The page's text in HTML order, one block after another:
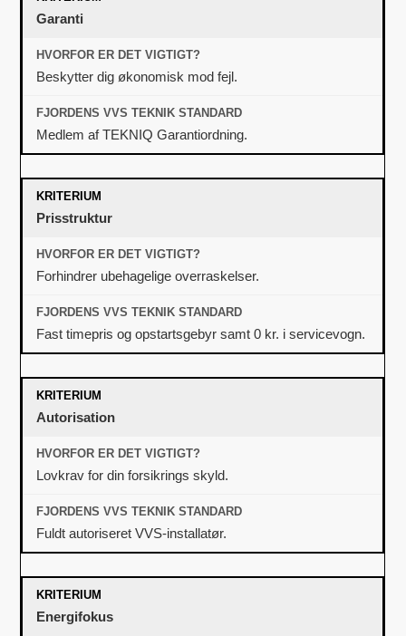
Garanti
Beskytter dig økonomisk mod fejl.
Medlem af TEKNIQ Garantiordning.
Prisstruktur
Forhindrer ubehagelige overraskelser.
Fast timepris og opstartsgebyr samt 0 kr. i servicevogn.
Autorisation
Lovkrav for din forsikrings skyld.
Fuldt autoriseret VVS-installatør.
Energifokus